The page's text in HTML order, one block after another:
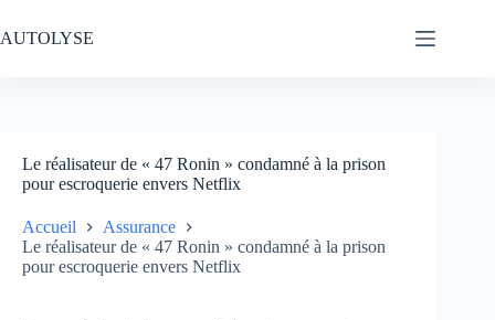
au
contenu
AUTOLYSE
Le réalisateur de « 47 Ronin » condamné à la prison
pour escroquerie envers Netflix
Accueil
Assurance
Le réalisateur de « 47 Ronin » condamné à la prison
pour escroquerie envers Netflix